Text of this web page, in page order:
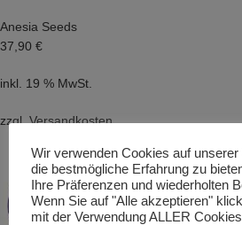
Anesia Seeds
37,90 €
inkl. 19 % MwSt.
zzgl.Versandkosten
Wir verwenden Cookies auf
die bestmögliche Erfahrung zu
Ihre Präferenzen und wiederholten
Wenn Sie auf "Alle akzeptieren"
mit der Verwendung ALLER